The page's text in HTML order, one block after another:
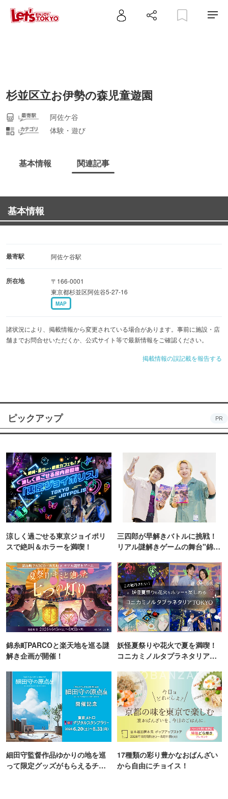
杉並区立お伊勢の森児童遊園
阿佐ケ谷
体験・遊び
基本情報 関連記事
基本情報
最寄駅 阿佐ケ谷駅
所在地
〒166-0001
東京都杉並区阿佐谷5-27-16
MAP
諸状況により、掲載情報から変更されている場合があります。事前に施設・店
舗までお問合せいただくか、公式サイト等で最新情報をご確認ください。
掲載情報の誤記載を報告する
ピックアップ PR
涼しく過ごせる東京ジョイポリ
スで絶叫＆ホラーを満喫！
三四郎が早解きバトルに挑戦！
リアル謎解きゲームの舞台"錦糸
錦糸町PARCOと楽天地を巡る謎
解き企画が開催！
妖怪夏祭りや花火で夏を満喫！
コニカミノルタプラネタリア
細田守監督作品ゆかりの地を巡
って限定グッズがもらえるチャ
17種類の彩り豊かなおばんざい
から自由にチョイス！